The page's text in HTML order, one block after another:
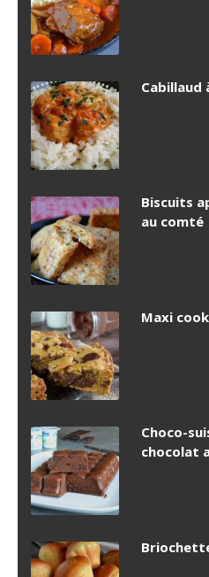
Cabillaud
Biscuits
au comté
Maxi
Choco-
chocolat